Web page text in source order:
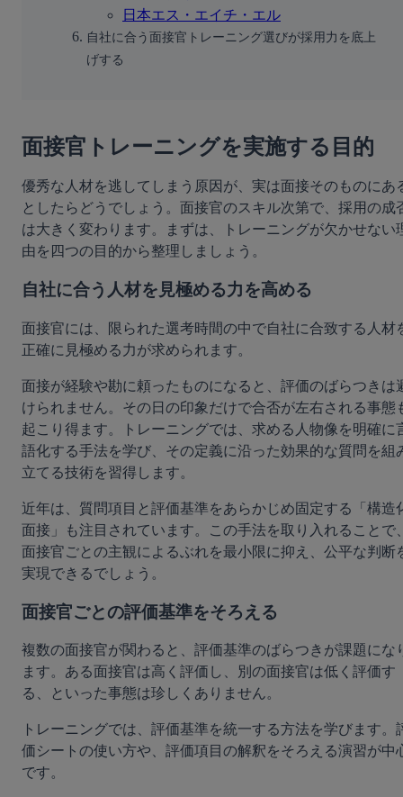
日本エス・エイチ・エル
自社に合う面接官トレーニング選びが採用力を底上
げする
面接官トレーニングを実施する目的
優秀な人材を逃してしまう原因が、実は面接そのものにあ
としたらどうでしょう。面接官のスキル次第で、採用の成
は大きく変わります。まずは、トレーニングが欠かせない
由を四つの目的から整理しましょう。
自社に合う人材を見極める力を高める
面接官には、限られた選考時間の中で自社に合致する人材
正確に見極める力が求められます。
面接が経験や勘に頼ったものになると、評価のばらつきは
けられません。その日の印象だけで合否が左右される事態
起こり得ます。トレーニングでは、求める人物像を明確に
語化する手法を学び、その定義に沿った効果的な質問を組
立てる技術を習得します。
近年は、質問項目と評価基準をあらかじめ固定する「構造
面接」も注目されています。この手法を取り入れることで
面接官ごとの主観によるぶれを最小限に抑え、公平な判断
実現できるでしょう。
面接官ごとの評価基準をそろえる
複数の面接官が関わると、評価基準のばらつきが課題にな
ます。ある面接官は高く評価し、別の面接官は低く評価す
る、といった事態は珍しくありません。
トレーニングでは、評価基準を統一する方法を学びます。
価シートの使い方や、評価項目の解釈をそろえる演習が中
です。